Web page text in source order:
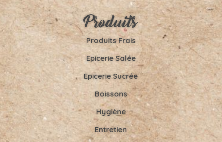
Produits
Produits Frais
Epicerie Salée
Epicerie Sucrée
Boissons
Hygiène
Entretien